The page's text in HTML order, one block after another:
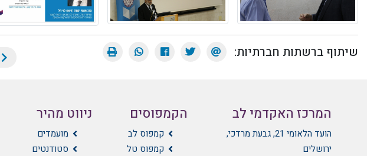
שיתוף ברשתות חברתיות:
המרכז האקדמי לב
הועד הלאומי 21, גבעת מרדכי,
ירושלים
הקמפוסים
קמפוס לב
קמפוס טל
ניווט מהיר
מועמדים
סטודנטים